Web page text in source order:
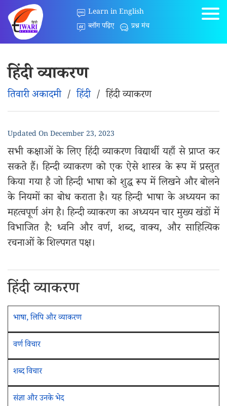
Learn in English
ब्लॉग पढ़िए
प्रश्न मंच
हिंदी व्याकरण
तिवारी अकादमी/हिंदी/हिंदी व्याकरण
Updated OnDecember 23, 2023
सभी कक्षाओं के लिए हिंदी व्याकरण विद्यार्थी यहाँ से प्राप्त कर
सकते हैं। हिन्दी व्याकरण को एक ऐसे शास्त्र के रूप में प्रस्तुत
किया गया है जो हिन्दी भाषा को शुद्ध रूप में लिखने और बोलने
के नियमों का बोध कराता है। यह हिन्दी भाषा के अध्ययन का
महत्वपूर्ण अंग है। हिन्दी व्याकरण का अध्ययन चार मुख्य खंडों में
विभाजित है: ध्वनि और वर्ण, शब्द, वाक्य, और साहित्यिक
रचनाओं के शिल्पगत पक्ष।
हिंदी व्याकरण
भाषा, लिपि और व्याकरण
वर्ण विचार
शब्द विचार
संज्ञा और उनके भेद